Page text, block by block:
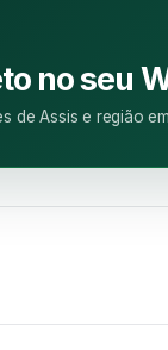
no seu
de Assis e região